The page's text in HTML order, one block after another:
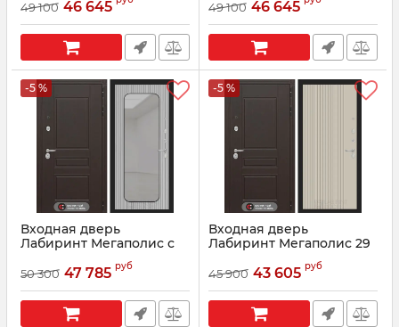
Белый софт
Артикул: 2635141
49 100 46 645
Капучино
Артикул: 08050230
49 100 46 645
-5 %
Входная дверь
Лабиринт Мегаполис с
зеркалом Аркада -
Веллюто ферро с
Артикул: 00215141
50 300 47 785 руб
-5 %
Входная дверь
Лабиринт Мегаполис 29
Артикул: 3699874
45 900 43 605 руб